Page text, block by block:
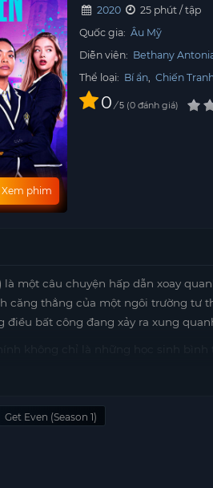
Xem phim
2020
25 phút / tập
Quốc gia: Âu Mỹ
Diễn viên: Bethany
Thể loại: Bí ẩn, Chiến
0 / 5 0 đánh giá
là một câu chuyện hấp dẫn xoay
căng thẳng của một ngôi trường tư
điều bất công đang xảy ra xung
ra rằng sự im lặng trước những bất
trong trường.
Get Even (Season 1)